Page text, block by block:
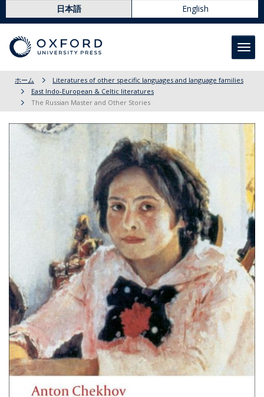
日本語 English
ホーム
Literatures of other specific languages and language families
East Indo-European & Celtic literatures
The Russian Master and Other Stories